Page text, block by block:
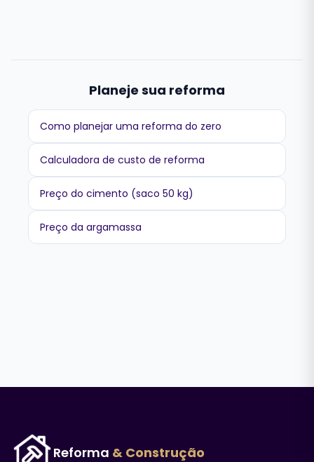
Planeje sua reforma
Como planejar uma reforma do zero
Calculadora de custo de reforma
Preço do cimento (saco 50 kg)
Preço da argamassa
Reforma & Construção